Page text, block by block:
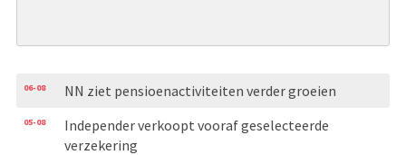
06-08 NN ziet pensioenactiviteiten verder groeien
05-08
Independer verkoopt vooraf geselecteerde
verzekering